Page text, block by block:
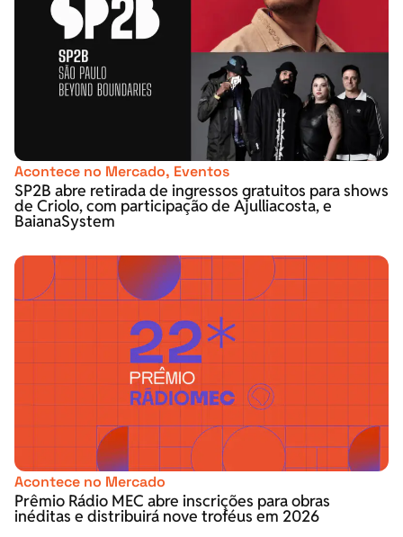
Acontece no Mercado, Eventos
SP2B abre retirada de ingressos gratuitos para shows
de Criolo, com participação de Ajulliacosta, e
BaianaSystem
Acontece no Mercado
Prêmio Rádio MEC abre inscrições para obras
inéditas e distribuirá nove troféus em 2026